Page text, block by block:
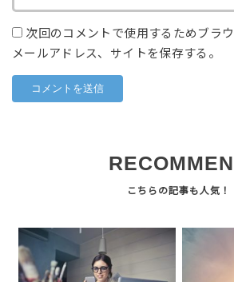
次回のコメントで使用するためブラ
メールアドレス、サイトを保存する。